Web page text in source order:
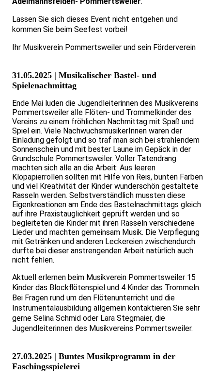
Lassen Sie sich dieses Event nicht entgehen und
kommen Sie beim Seefest vorbei!
Ihr Musikverein Pommertsweiler und sein Förderverein
31.05.2025 | Musikalischer Bastel- und
Spielenachmittag
Ende Mai luden die Jugendleiterinnen des Musikvereins
Pommertsweiler alle Flöten- und Trommelkinder des
Vereins zu einem fröhlichen Nachmittag mit Spaß und
Spiel ein. Viele NachwuchsmusikerInnen waren der
Einladung gefolgt und so traf man sich bei strahlendem
Sonnenschein und mit bester Laune im Gepäck in der
Grundschule Pommertsweiler. Voller Tatendrang
machten sich alle an die Arbeit: Aus leeren
Klopapierrollen sollten mit Hilfe von Reis, bunten Farben
und viel Kreativität der Kinder wunderschön gestaltete
Rasseln werden. Selbstverständlich mussten diese
Eigenkreationen am Ende des Bastelnachmittags gleich
auf ihre Praxistauglichkeit geprüft werden und so
begleiteten die Kinder mit ihren Rasseln verschiedene
Lieder und machten gemeinsam Musik. Die Verpflegung
mit Getränken und anderen Leckereien zwischendurch
durfte bei dieser anstrengenden Arbeit natürlich auch
nicht fehlen.
Aktuell erlernen beim Musikverein Pommertsweiler 15
Kinder das Blockflötenspiel und 4 Kinder das Trommeln.
Bei Fragen rund um den Flötenunterricht und die
Instrumentalausbildung allgemein kontaktieren Sie sehr
gerne Selina Schmid oder Lara Stegmaier, die
Jugendleiterinnen des Musikvereins Pommertsweiler.
27.03.2025 | Buntes Musikprogramm in der
Faschingsspielerei